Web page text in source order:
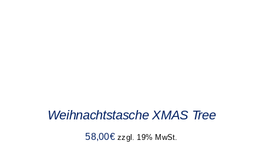
Weihnachtstasche XMAS Tree
58,00€ zzgl. 19% MwSt.